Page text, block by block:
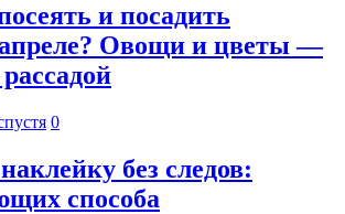
и посадить
апреле? Овощи и цветы —
0
без следов:
способа